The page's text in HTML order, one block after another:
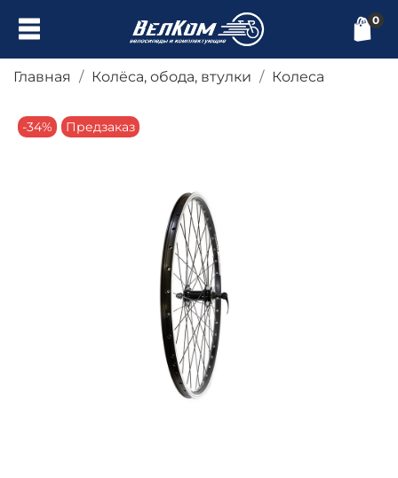
0
Главная Колёса, обода, втулки Колеса
-34% Предзаказ